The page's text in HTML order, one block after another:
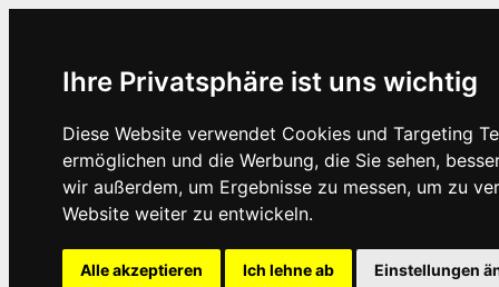
Ihre Privatsphäre ist uns wichtig
Diese Website verwendet Cookies und Targeting
ermöglichen und die Werbung, die Sie sehen,
wir außerdem, um Ergebnisse zu messen, um zu
Website weiter zu entwickeln.
Alle akzeptieren Ich lehne ab Einstellungen